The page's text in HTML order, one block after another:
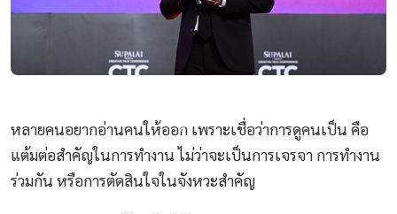
หลายคนอยากอ่านคนให้ออก เพราะเชื่อว่าการดูคนเป็น คือ
แต้มต่อสำคัญในการทำงาน ไม่ว่าจะเป็นการเจรจา การทำงาน
ร่วมกัน หรือการตัดสินใจในจังหวะสำคัญ